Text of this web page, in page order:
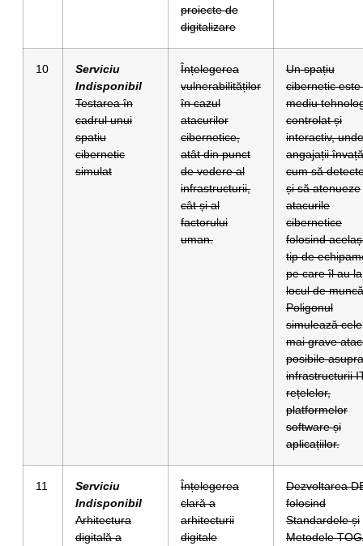
proiecte de
digitalizare
10
Serviciu
Indisponibil
Testarea în
cadrul unui
spatiu
cibernetic
simulat
Înțelegerea
vulnerabilităților
în cazul
atacurilor
cibernetice,
atât din punct
de vedere al
infrastructurii,
cât și al
factorului
uman.
Un spațiu
cibernetic este
mediu
controlat și
interactiv, unde
angajații învață
cum să
și să atenueze
atacurile
cibernetice
folosind
tip de
pe care îl au la
locul de
Poligonul
simulează cele
mai grave
posibile asupra
infrastructurii
rețelelor,
platformelor
software și
aplicațiilor.
11
Serviciu
Indisponibil
Arhitectura
digitală a
Înțelegerea
clară a
arhitecturii
digitale
Dezvoltarea
folosind
Standardele și
Metodele